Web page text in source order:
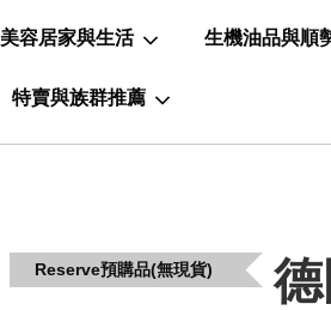
美容居家與生活 生機油品與順
特賣與族群推薦
Reserve預購品(無現貨)